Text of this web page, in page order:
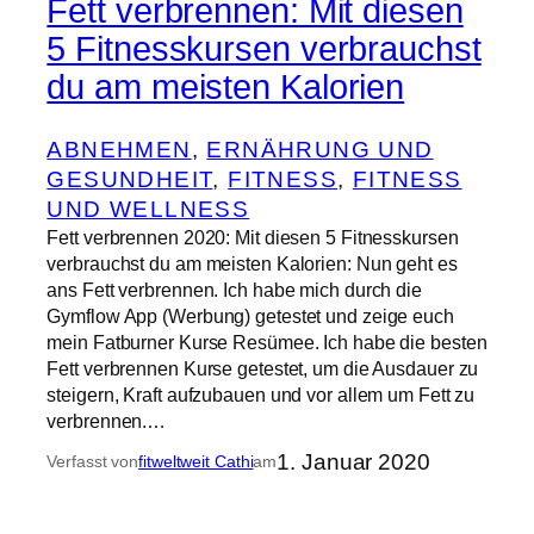
Fett verbrennen: Mit diesen
5 Fitnesskursen verbrauchst
du am meisten Kalorien
ABNEHMEN, ERNÄHRUNG UND
GESUNDHEIT, FITNESS, FITNESS
UND WELLNESS
Fett verbrennen 2020: Mit diesen 5 Fitnesskursen
verbrauchst du am meisten Kalorien: Nun geht es
ans Fett verbrennen. Ich habe mich durch die
Gymflow App (Werbung) getestet und zeige euch
mein Fatburner Kurse Resümee. Ich habe die besten
Fett verbrennen Kurse getestet, um die Ausdauer zu
steigern, Kraft aufzubauen und vor allem um Fett zu
verbrennen.…
Verfasst vonfitweltweit Cathiam1. Januar 2020